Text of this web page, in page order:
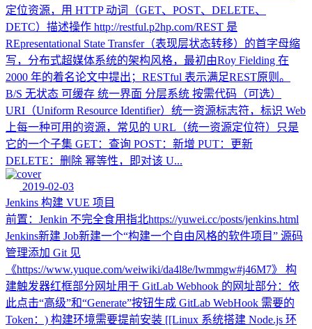
定位资源，用 HTTP 动词（GET、POST、DELETE、
DETC）描述操作 http://restful.p2hp.com/REST 是
REpresentational State Transfer（表现层状态转移）的首字母缩
写，分布式超媒体系统的架构风格，最初由Roy Fielding 在
2000 年的着名论文中提出；RESTful 表示满足REST原则。
B/S 无状态 可缓存 统一界面 分层系统 按需代码（可选）
URI（Uniform Resource Identifier）统一资源标志符，标识 Web
上每一种可用的资源，常见的 URL（统一资源定位符）只是
它的一个子集 GET：查询 POST：新增 PUT：更新
DELETE：删除 幂等性，即对该 U...
2019-02-03
Jenkins 构建 VUE 项目
前置：Jenkin 不完全食用指北https://yuwei.cc/posts/jenkins.html
Jenkins新建 Job新建一个“构建一个自由风格的软件项目” 源码
管理添加 Git 见
《https://www.yuque.com/weiwiki/da4l8e/lwmmgw#j46M7》 构
建触发器红框部分网址用于 GitLab Webhook 的网址部分：依
此点击“高级”和“Generate”按钮生成 GitLab WebHook 需要的
Token：) 构建环境需要提前安装 [[Linux 系统搭建 Node.js 环